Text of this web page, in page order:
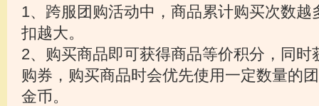
1、跨服团购活动中，商品累计购买次数越
扣越大。
2、购买商品即可获得商品等价积分，同时
购券，购买商品时会优先使用一定数量的
金币。